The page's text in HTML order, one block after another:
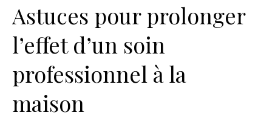
Astuces pour prolonger
l’effet d’un soin
professionnel à la
maison